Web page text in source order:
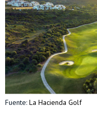
Fuente: La Hacienda Golf